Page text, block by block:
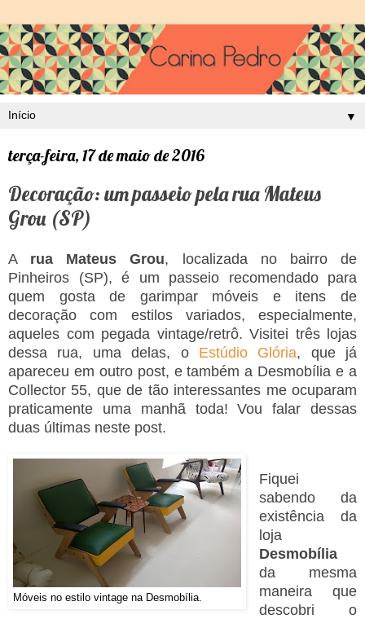
▼
terça-feira, 17 de maio de 2016
Decoração: um passeio pela rua Mateus
Grou (SP)
A rua Mateus Grou, localizada no bairro de
Pinheiros (SP), é um passeio recomendado para
quem gosta de garimpar móveis e itens de
decoração com estilos variados, especialmente,
aqueles com pegada vintage/retrô. Visitei três lojas
dessa rua, uma delas, o Estúdio Glória, que já
apareceu em outro post, e também a Desmobília e a
Collector 55, que de tão interessantes me ocuparam
praticamente uma manhã toda! Vou falar dessas
duas últimas neste post.
Móveis no estilo vintage na Desmobília.
Fiquei
sabendo da
existência da
loja
Desmobília
da mesma
maneira que
descobri o